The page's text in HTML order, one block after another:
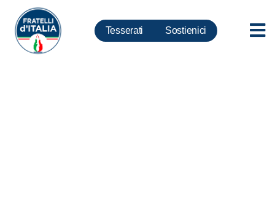
Tesserati Sostienici